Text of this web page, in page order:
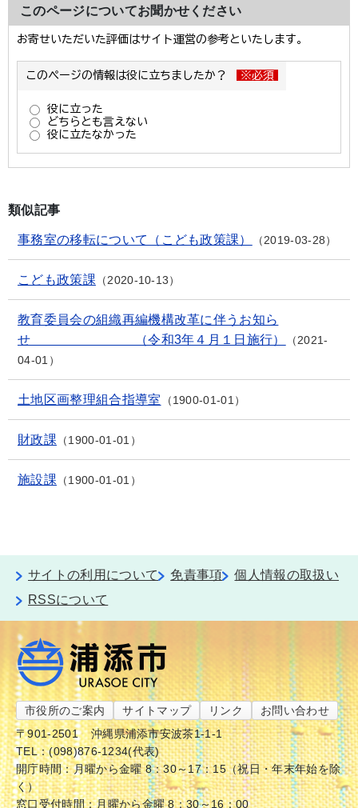
このページについてお聞かせください
類似記事
事務室の移転について（こども政策課） 2019-03-28
こども政策課 2020-10-13
教育委員会の組織再編機構改革に伴うお知ら
せ （令和3年４月１日施行）
2021-
04-01
土地区画整理組合指導室 1900-01-01
財政課 1900-01-01
施設課 1900-01-01
サイトの利用について 免責事項
個人情報の取扱い
RSSについて
市役所のご案内 サイトマップ リンク
お問い合わせ
〒901-2501
沖縄県浦添市安波茶1-1-1
TEL：(098)876-1234(代表)
開庁時間：月曜から金曜 8：30～17：15（祝日・年末年始を除
く）
窓口受付時間：月曜から金曜 8：30～16：00